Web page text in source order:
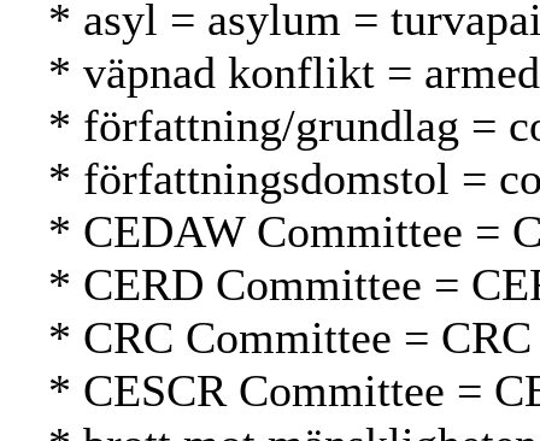
* asyl = asylum =
* väpnad konflikt =
* författning/grundlag =
* författningsdomstol =
* CEDAW Committee =
* CERD Committee =
* CRC Committee =
* CESCR Committee =